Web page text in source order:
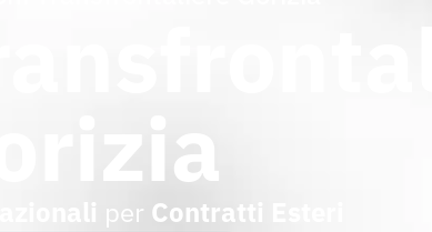
per Contratti Esteri